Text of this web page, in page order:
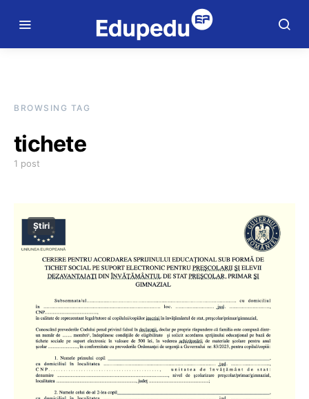
BROWSING TAG
tichete
1 post
Știri